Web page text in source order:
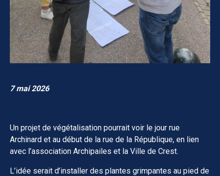
7 mai 2026
Un projet de végétalisation pourrait voir le jour rue
Archinard et au début de la rue de la République, en lien
avec l’association Archipailes et la Ville de Crest.
L’idée serait d’installer des plantes grimpantes au pied de